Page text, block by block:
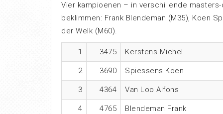
Vier kampioenen – in verschillende
beklimmen: Frank Blendeman (M35), Koen
der Welk (M60).
1 3475 Kerstens Michel
2 3690 Spiessens Koen
3 4364 Van Loo Alfons
4 4765 Blendeman Frank